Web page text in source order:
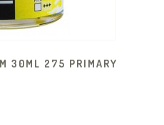
30ML 275 PRIMARY